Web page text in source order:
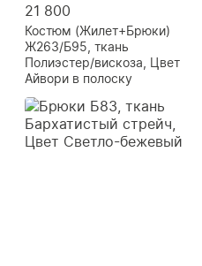
21 800
Костюм (Жилет+Брюки)
Ж263/Б95, ткань
Полиэстер/вискоза, Цвет
Айвори в полоску